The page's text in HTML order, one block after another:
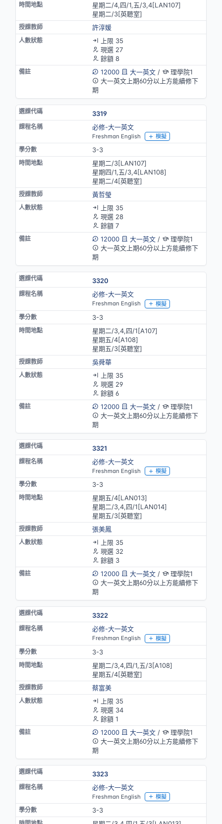
星期二/4,四/1,五/3,4[LAN107]
星期二/3[英聽室]
許淳媛
上限 35
現選 27
餘額 8
12000
大一英文/
理學院1
大一英文上期60分以上方能續修下
期
3319
必修-大一英文
Freshman English 模擬
3-3
星期二/3[LAN107]
星期四/1,五/3,4[LAN108]
星期二/4[英聽室]
黃哲瑩
上限 35
現選 28
餘額 7
12000
大一英文/
理學院1
大一英文上期60分以上方能續修下
期
3320
必修-大一英文
Freshman English 模擬
3-3
星期二/3,4,四/1[A107]
星期五/4[A108]
星期五/3[英聽室]
吳舜華
上限 35
現選 29
餘額 6
12000
大一英文/
理學院1
大一英文上期60分以上方能續修下
期
3321
必修-大一英文
Freshman English 模擬
3-3
星期五/4[LAN013]
星期二/3,4,四/1[LAN014]
星期五/3[英聽室]
張美鳳
上限 35
現選 32
餘額 3
12000
大一英文/
理學院1
大一英文上期60分以上方能續修下
期
3322
必修-大一英文
Freshman English 模擬
3-3
星期二/3,4,四/1,五/3[A108]
星期五/4[英聽室]
蔡富美
上限 35
現選 34
餘額 1
12000
大一英文/
理學院1
大一英文上期60分以上方能續修下
期
3323
必修-大一英文
Freshman English 模擬
3-3